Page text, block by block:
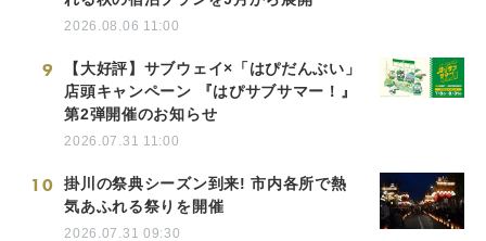
2026.08.06 11:00
9
【大好評】サブウェイ×「はぴだんぶい」
店頭キャンペーン 『はぴサブサマー！』
第2弾開催のお知らせ
2026.07.31 11:00
10
掛川の祭典シーズン到来! 市内各所で熱
気あふれる祭りを開催
2026.07.31 09:30